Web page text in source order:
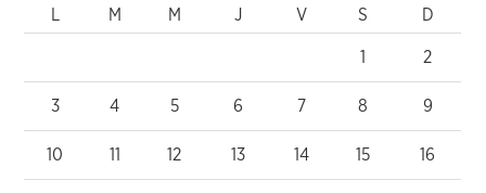
M M J V S D
1 2
3 4 5 6 7 8 9
10 11 12 13 14 15 16